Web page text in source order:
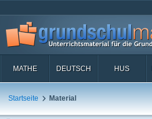
MATHE DEUTSCH HUS
Startseite Material